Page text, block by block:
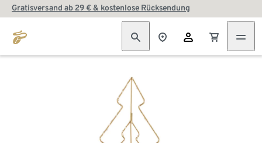
Gratisversand ab 29 € & kostenlose Rücksendung